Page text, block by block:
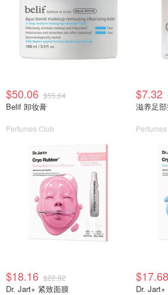
$50.06 $55.64
Belif 卸妆膏
Perfumes Club
$7.32
滋养足
$18.16 $22.92
Dr. Jart+ 紧致面膜
$17.68
Dr.